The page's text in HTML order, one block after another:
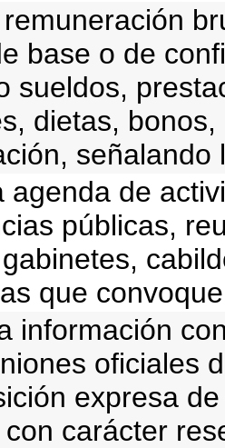
base o de
sueldos,
dietas,
agenda de
públicas,
que
información
oficiales
expresa
carácter